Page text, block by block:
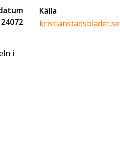
24072
i
Källa
kristianstadsbladet.se